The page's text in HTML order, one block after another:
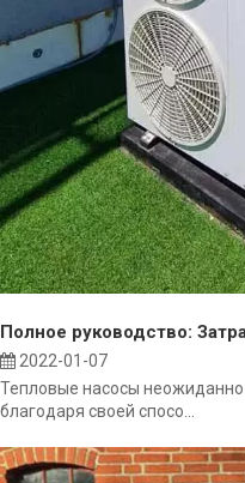
2022-01-07
Тепловые насосы
благодаря своей спосо...